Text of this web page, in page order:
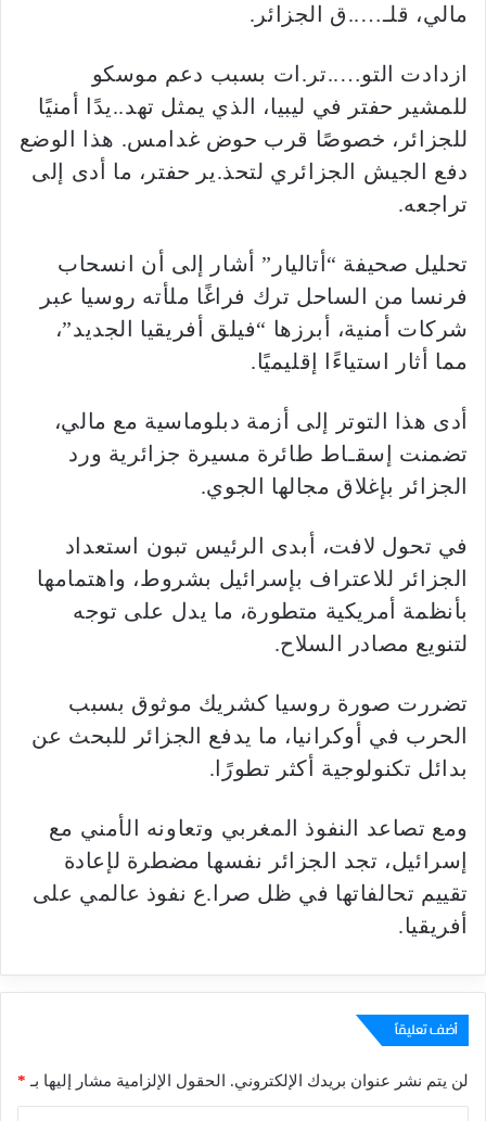
مالي، قلـ…..ق الجزائر.
ازدادت التو…..تر.ات بسبب دعم موسكو
للمشير حفتر في ليبيا، الذي يمثل تهد..يدًا أمنيًا
للجزائر، خصوصًا قرب حوض غدامس. هذا الوضع
دفع الجيش الجزائري لتحذ.ير حفتر، ما أدى إلى
تراجعه.
تحليل صحيفة “أتاليار” أشار إلى أن انسحاب
فرنسا من الساحل ترك فراغًا ملأته روسيا عبر
شركات أمنية، أبرزها “فيلق أفريقيا الجديد”،
مما أثار استياءًا إقليميًا.
أدى هذا التوتر إلى أزمة دبلوماسية مع مالي،
تضمنت إسقـاط طائرة مسيرة جزائرية ورد
الجزائر بإغلاق مجالها الجوي.
في تحول لافت، أبدى الرئيس تبون استعداد
الجزائر للاعتراف بإسرائيل بشروط، واهتمامها
بأنظمة أمريكية متطورة، ما يدل على توجه
لتنويع مصادر السلاح.
تضررت صورة روسيا كشريك موثوق بسبب
الحرب في أوكرانيا، ما يدفع الجزائر للبحث عن
بدائل تكنولوجية أكثر تطورًا.
ومع تصاعد النفوذ المغربي وتعاونه الأمني مع
إسرائيل، تجد الجزائر نفسها مضطرة لإعادة
تقييم تحالفاتها في ظل صرا.ع نفوذ عالمي على
أفريقيا.
أضف تعليقاً
لن يتم نشر عنوان بريدك الإلكتروني. الحقول الإلزامية مشار إليها بـ *